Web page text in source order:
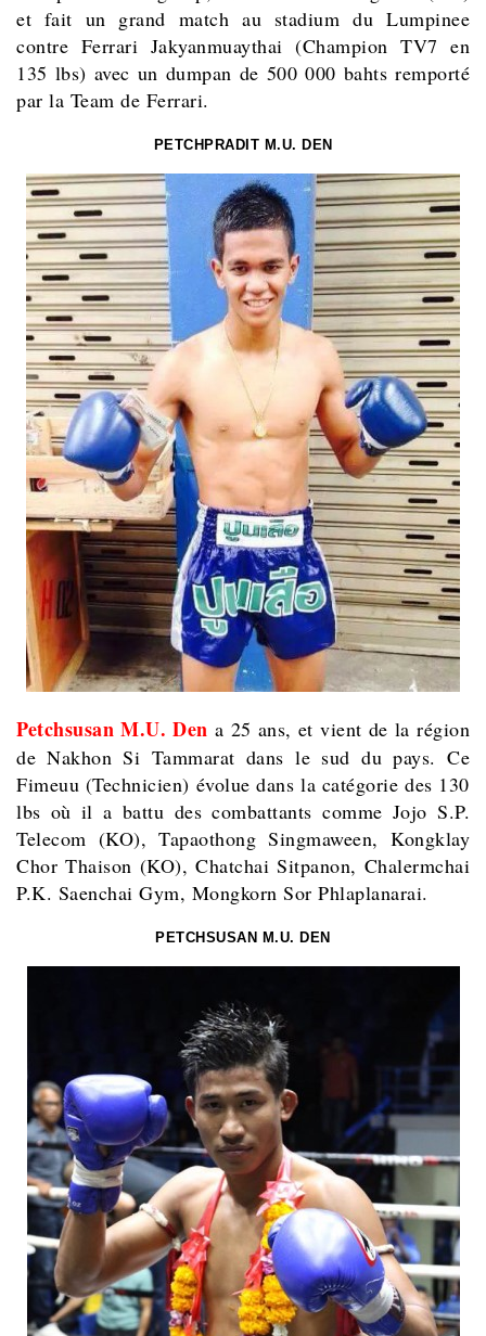
et fait un grand match au stadium du Lumpinee
contre Ferrari Jakyanmuaythai (Champion TV7 en
135 lbs) avec un dumpan de 500 000 bahts remporté
par la Team de Ferrari.
PETCHPRADIT M.U. DEN
Petchsusan M.U. Den a 25 ans, et vient de la région
de Nakhon Si Tammarat dans le sud du pays. Ce
Fimeuu (Technicien) évolue dans la catégorie des 130
lbs où il a battu des combattants comme Jojo S.P.
Telecom (KO), Tapaothong Singmaween, Kongklay
Chor Thaison (KO), Chatchai Sitpanon, Chalermchai
P.K. Saenchai Gym, Mongkorn Sor Phlaplanarai.
PETCHSUSAN M.U. DEN